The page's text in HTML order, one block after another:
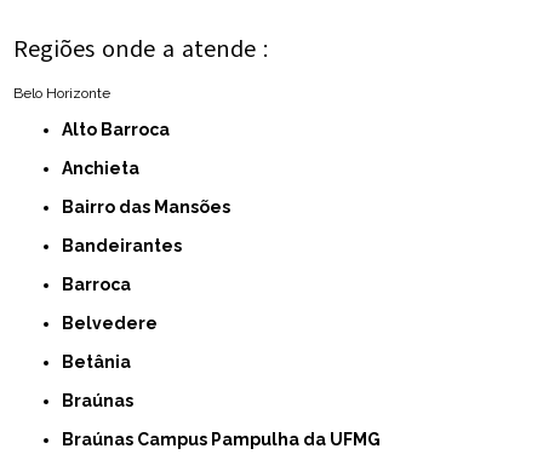
Regiões onde a atende :
Belo Horizonte
Alto Barroca
Anchieta
Bairro das Mansões
Bandeirantes
Barroca
Belvedere
Betânia
Braúnas
Braúnas Campus Pampulha da UFMG